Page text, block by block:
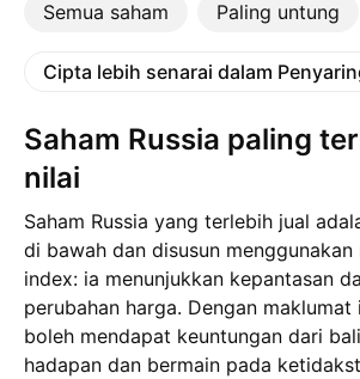
Semua saham Paling untung
Cipta lebih senarai dalam
Saham Russia paling terkurang
nilai
Saham Russia yang terlebih jual
di bawah dan disusun
index: ia menunjukkan kepantasan
perubahan harga. Dengan maklumat
boleh mendapat keuntungan dari
hadapan dan bermain pada